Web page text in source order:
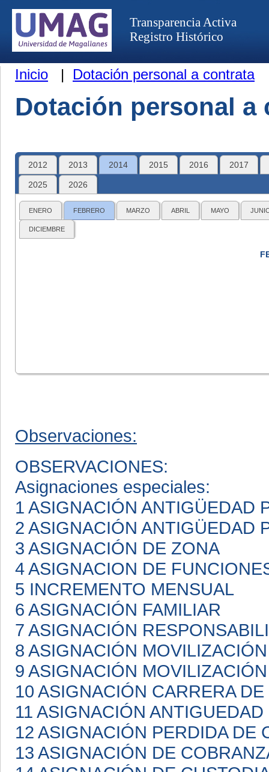
Transparencia Activa
Registro Histórico
Inicio | Dotación personal a contrata
Dotación personal a
2012 2013 2014 2015 2016 2017
2025 2026
ENERO FEBRERO MARZO ABRIL MAYO
DICIEMBRE
Observaciones:
OBSERVACIONES:
Asignaciones especiales:
1 ASIGNACIÓN ANTIGÜEDAD
2 ASIGNACIÓN ANTIGÜEDAD
3 ASIGNACIÓN DE ZONA
4 ASIGNACION DE
5 INCREMENTO MENSUAL
6 ASIGNACIÓN FAMILIAR
7 ASIGNACIÓN
8 ASIGNACIÓN MOVILIZACIÓN
9 ASIGNACIÓN
10 ASIGNACIÓN CARRERA
11 ASIGNACIÓN
12 ASIGNACIÓN PERDIDA DE
13 ASIGNACIÓN DE